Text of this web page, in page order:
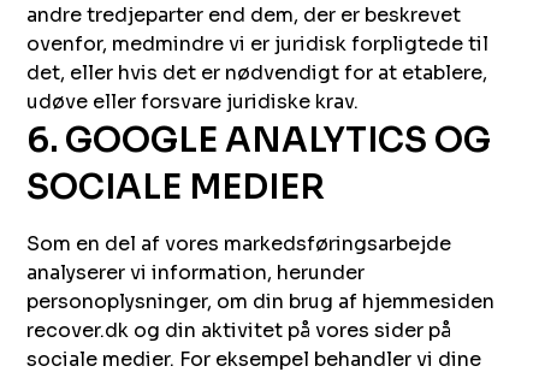
andre tredjeparter end dem, der er beskrevet
ovenfor, medmindre vi er juridisk forpligtede til
det, eller hvis det er nødvendigt for at etablere,
udøve eller forsvare juridiske krav.
6. GOOGLE ANALYTICS OG
SOCIALE MEDIER
Som en del af vores markedsføringsarbejde
analyserer vi information, herunder
personoplysninger, om din brug af hjemmesiden
recover.dk og din aktivitet på vores sider på
sociale medier. For eksempel behandler vi dine